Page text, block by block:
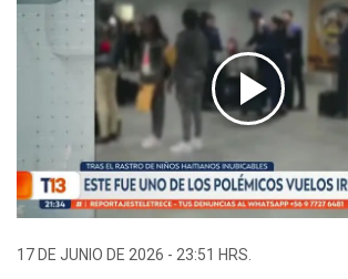
17 DE JUNIO DE 2026 - 23:51 HRS.